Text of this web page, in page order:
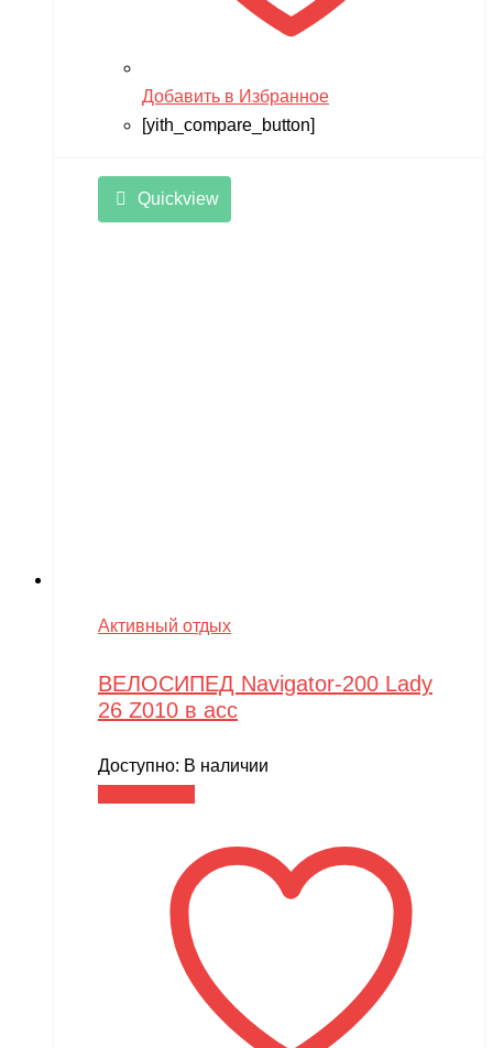
Добавить в Избранное
[yith_compare_button]
Quickview
Активный отдых
ВЕЛОСИПЕД Navigator-200 Lady
26 Z010 в асс
Доступно: В наличии